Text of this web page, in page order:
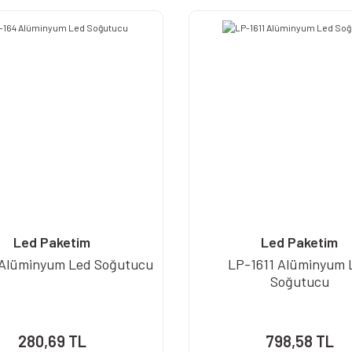
Led Paketim
Led Soğutucu
280,69 TL
Led Paketim
LP-1611 Alüminyum
Soğutucu
798,58 TL